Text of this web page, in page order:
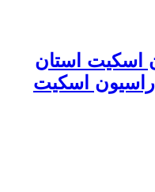
اسکیت استان
اسکیت